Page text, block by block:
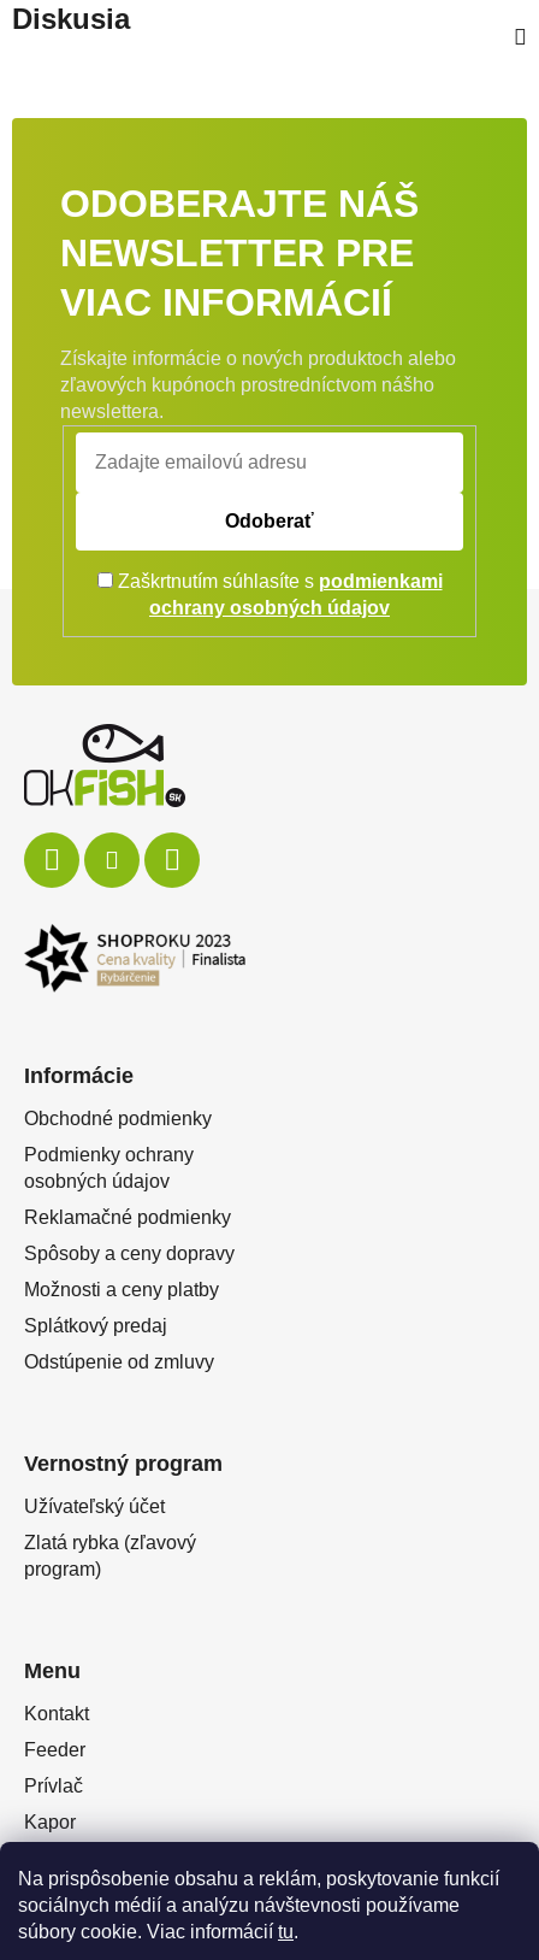
Na prispôsobenie obsahu a reklám, poskytovanie funkcií
sociálnych médií a analýzu návštevnosti používame
súbory cookie. Viac informácií tu.
Diskusia
ODOBERAJTE NÁŠ
NEWSLETTER PRE
VIAC INFORMÁCIÍ
Získajte informácie o nových produktoch alebo
zľavových kupónoch prostredníctvom nášho
newslettera.
Odoberať
Zaškrtnutím súhlasíte s podmienkami
ochrany osobných údajov
Informácie
Obchodné podmienky
Podmienky ochrany
osobných údajov
Reklamačné podmienky
Spôsoby a ceny dopravy
Možnosti a ceny platby
Splátkový predaj
Odstúpenie od zmluvy
Vernostný program
Užívateľský účet
Zlatá rybka (zľavový
program)
Menu
Kontakt
Feeder
Prívlač
Kapor
Plávaná
Muškárina